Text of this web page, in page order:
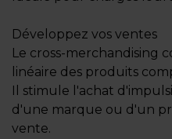
Développez vos ventes
Le cross-merchandising
linéaire des produits
Il stimule l'achat
d'une marque ou d'un
vente.